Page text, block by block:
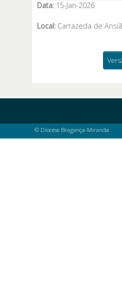
Data: 15-Jan-2026
Local: Carrazeda de
© Diocese Bragança-Miranda